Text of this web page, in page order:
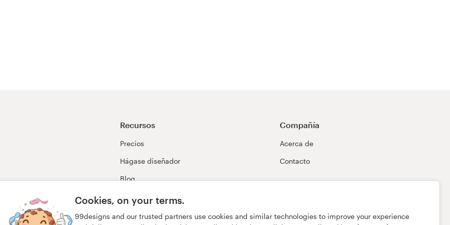
Cookies, on your terms.
99designs and our trusted partners use cookies and similar technologies to improve your experience
Recursos
Precios
Hágase diseñador
Blog
Compañía
Acerca de
Contacto